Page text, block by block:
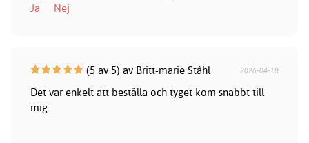
Ja
Nej
(5 av 5) av Britt-marie Ståhl 2026-04-18
Det var enkelt att beställa och tyget kom snabbt till
mig.